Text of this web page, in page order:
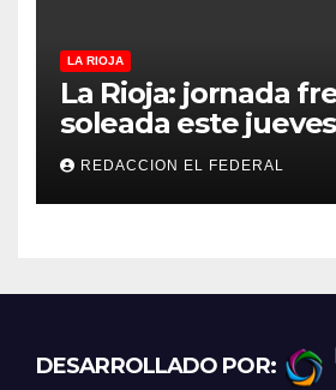
LA RIOJA
La Rioja: jornada
soleada este
temperaturas
el viernes
REDACCION EL FEDERAL
DESARROLLADO POR: